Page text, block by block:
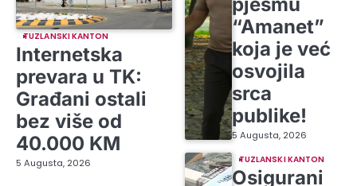
TUZLANSKI KANTON
Internetska
prevara u TK:
Građani ostali
bez više od
40.000 KM
5 Augusta, 2026
“Amanet”
koja je već
osvojila
srca
publike!
5 Augusta, 2026
TUZLANSKI KANTON
Osigurani